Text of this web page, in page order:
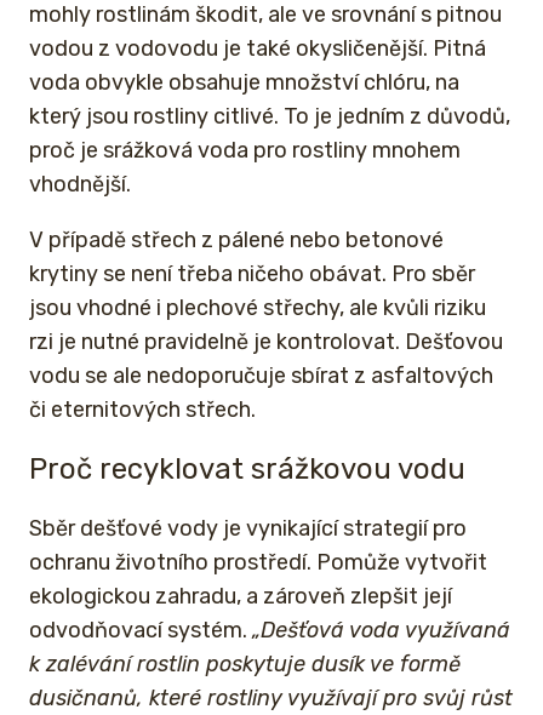
mohly rostlinám škodit, ale ve srovnání s pitnou
vodou z vodovodu je také okysličenější. Pitná
voda obvykle obsahuje množství chlóru, na
který jsou rostliny citlivé. To je jedním z důvodů,
proč je srážková voda pro rostliny mnohem
vhodnější.
V případě střech z pálené nebo betonové
krytiny se není třeba ničeho obávat. Pro sběr
jsou vhodné i plechové střechy, ale kvůli riziku
rzi je nutné pravidelně je kontrolovat. Dešťovou
vodu se ale nedoporučuje sbírat z asfaltových
či eternitových střech.
Proč recyklovat srážkovou vodu
Sběr dešťové vody je vynikající strategií pro
ochranu životního prostředí. Pomůže vytvořit
ekologickou zahradu, a zároveň zlepšit její
odvodňovací systém. „Dešťová voda využívaná
k zalévání rostlin poskytuje dusík ve formě
dusičnanů, které rostliny využívají pro svůj růst